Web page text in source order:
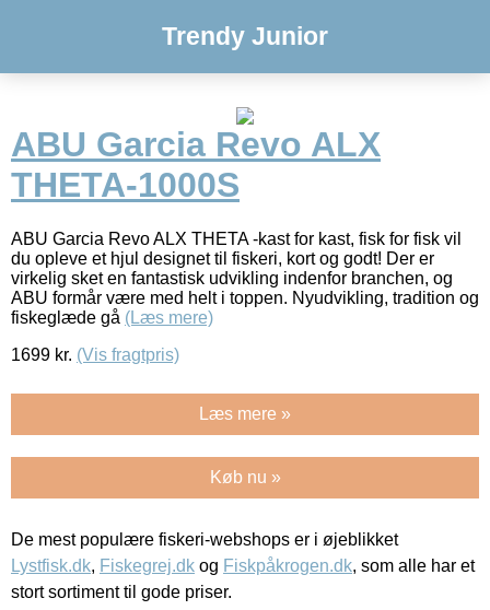
Trendy Junior
ABU Garcia Revo ALX
THETA-1000S
ABU Garcia Revo ALX THETA -kast for kast, fisk for fisk vil
du opleve et hjul designet til fiskeri, kort og godt! Der er
virkelig sket en fantastisk udvikling indenfor branchen, og
ABU formår være med helt i toppen. Nyudvikling, tradition og
fiskeglæde gå (Læs mere)
1699 kr. (Vis fragtpris)
Læs mere »
Køb nu »
De mest populære fiskeri-webshops er i øjeblikket
Lystfisk.dk, Fiskegrej.dk og Fiskpåkrogen.dk, som alle har et
stort sortiment til gode priser.